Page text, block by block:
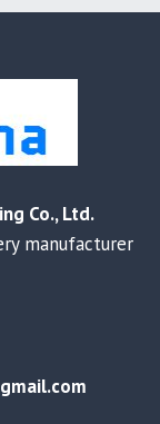
Co., Ltd.
manufacturer